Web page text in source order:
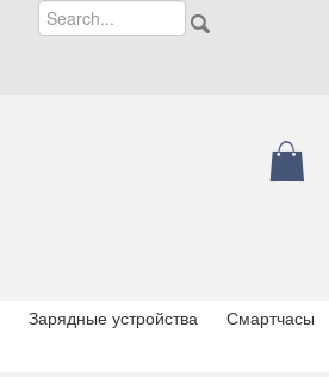
Зарядные устройства
Смартчасы